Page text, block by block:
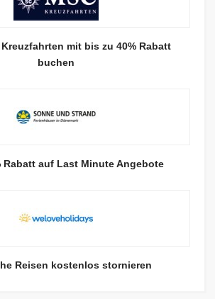
mit bis zu 40% Rabatt
buchen
Rabatt auf Last Minute Angebote
Reisen kostenlos stornieren